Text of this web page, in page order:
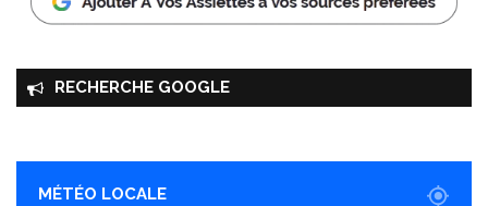
RECHERCHE GOOGLE
MÉTÉO LOCALE